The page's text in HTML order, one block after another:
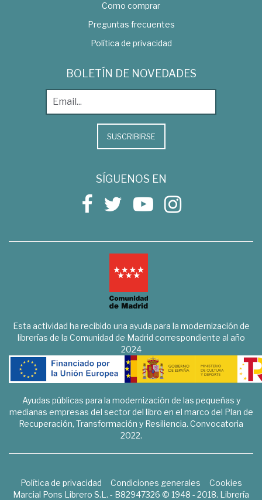
Como comprar
Preguntas frecuentes
Política de privacidad
BOLETÍN DE NOVEDADES
SUSCRIBIRSE
SÍGUENOS EN
Esta actividad ha recibido una ayuda para la modernización de
librerías de la Comunidad de Madrid correspondiente al año
2024
Ayudas públicas para la modernización de las pequeñas y
medianas empresas del sector del libro en el marco del Plan de
Recuperación, Transformación y Resiliencia. Convocatoria
2022.
Política de privacidad Condiciones generales
Cookies
Marcial Pons Librero S.L. - B82947326 © 1948 - 2018. Librería